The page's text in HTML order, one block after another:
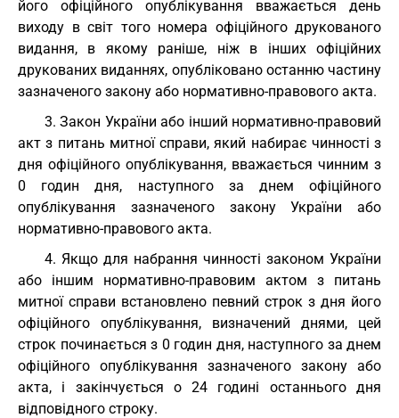
його офіційного опублікування вважається день
виходу в світ того номера офіційного друкованого
видання, в якому раніше, ніж в інших офіційних
друкованих виданнях, опубліковано останню частину
зазначеного закону або нормативно-правового акта.
3. Закон України або інший нормативно-правовий
акт з питань митної справи, який набирає чинності з
дня офіційного опублікування, вважається чинним з
0 годин дня, наступного за днем офіційного
опублікування зазначеного закону України або
нормативно-правового акта.
4. Якщо для набрання чинності законом України
або іншим нормативно-правовим актом з питань
митної справи встановлено певний строк з дня його
офіційного опублікування, визначений днями, цей
строк починається з 0 годин дня, наступного за днем
офіційного опублікування зазначеного закону або
акта, і закінчується о 24 годині останнього дня
відповідного строку.